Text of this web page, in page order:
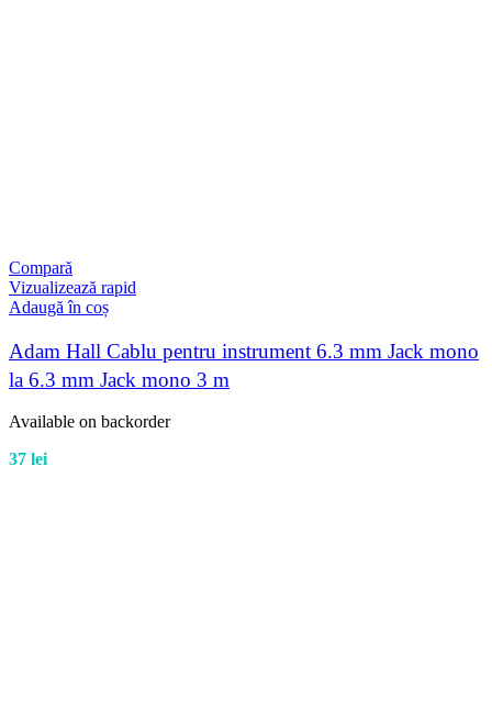
Compară
Vizualizează rapid
Adaugă în coș
Adam Hall Cablu pentru instrument 6.3 mm Jack mono
la 6.3 mm Jack mono 3 m
Available on backorder
37 lei